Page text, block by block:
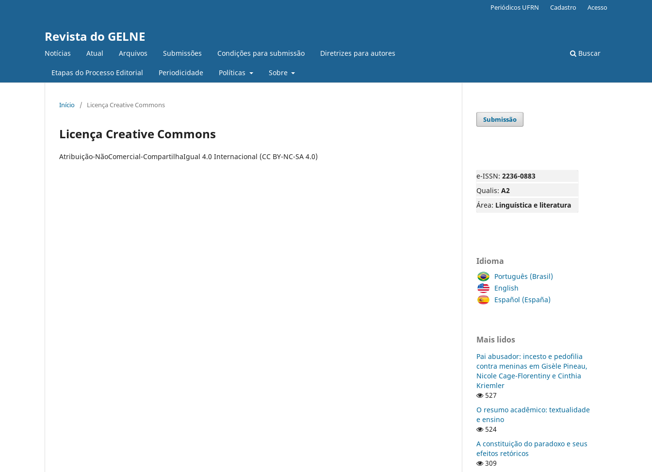
Revista do GELNE
Notícias Atual Arquivos Submissões Condições para submissão Diretrizes para autores
Etapas do Processo Editorial Periodicidade Políticas Sobre
Buscar
Periódicos UFRN Cadastro Acesso
Início / Licença Creative Commons
Licença Creative Commons
Atribuição-NãoComercial-CompartilhaIgual 4.0 Internacional (CC BY-NC-SA 4.0)
Submissão
e-ISSN: 2236-0883
Qualis: A2
Área: Linguística e literatura
Idioma
Português (Brasil)
English
Español (España)
Mais lidos
Pai abusador: incesto e pedofilia
contra meninas em Gisèle Pineau,
Nicole Cage-Florentiny e Cinthia
Kriemler
527
O resumo acadêmico: textualidade
e ensino
524
A constituição do paradoxo e seus
efeitos retóricos
309